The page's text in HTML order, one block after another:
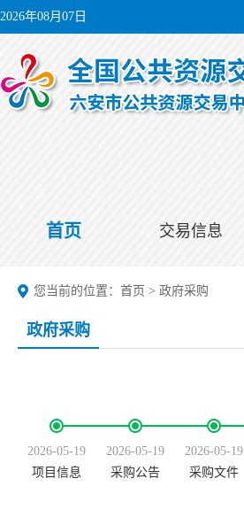
2026年08月07日
首页 交易信息
您当前的位置： 首页 > 政府采购
政府采购
2026-05-19
项目信息
2026-05-19
采购公告
2026-05-19
采购文件